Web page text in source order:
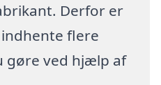
Derfor er
flere
gøre ved hjælp af